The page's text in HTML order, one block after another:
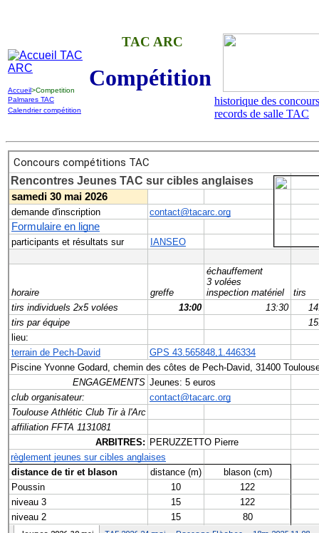
Accueil>Competition
Palmares TAC
Calendrier compétition
TAC ARC
Compétition
historique des concours
records de salle TAC